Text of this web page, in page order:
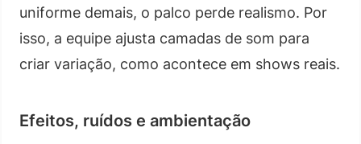
uniforme demais, o palco perde realismo. Por
isso, a equipe ajusta camadas de som para
criar variação, como acontece em shows reais.
Efeitos, ruídos e ambientação